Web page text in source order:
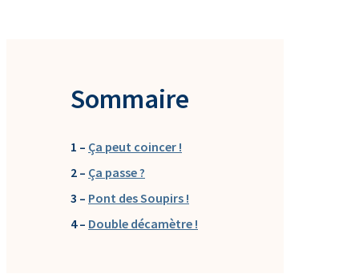
Sommaire
1 – Ça peut coincer !
2 – Ça passe ?
3 – Pont des Soupirs !
4 – Double décamètre !